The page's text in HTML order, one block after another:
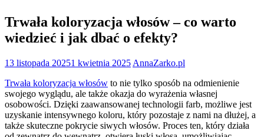
Trwała koloryzacja włosów – co warto
wiedzieć i jak dbać o efekty?
13 listopada 20251 kwietnia 2025 AnnaZarko.pl
Trwała koloryzacja włosów to nie tylko sposób na odmienienie
swojego wyglądu, ale także okazja do wyrażenia własnej
osobowości. Dzięki zaawansowanej technologii farb, możliwe jest
uzyskanie intensywnego koloru, który pozostaje z nami na dłużej, a
także skuteczne pokrycie siwych włosów. Proces ten, który działa